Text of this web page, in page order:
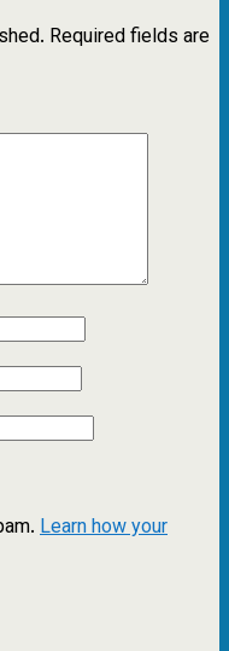
Required fields are
Learn how your